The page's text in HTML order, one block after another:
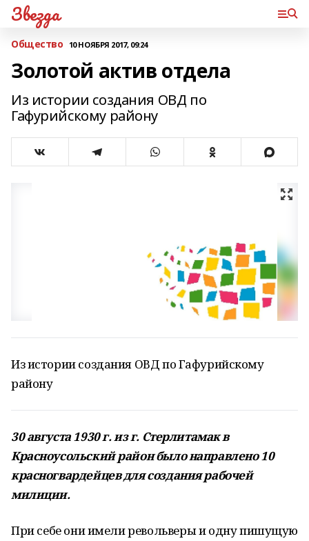
Звезда
Общество 10 НОЯБРЯ 2017, 09:24
Золотой актив отдела
Из истории создания ОВД по
Гафурийскому району
Из истории создания ОВД по Гафурийскому
району
30 августа 1930 г. из г. Стерлитамак в
Красноусольский район было направлено 10
красногвардейцев для создания рабочей
милиции.
При себе они имели револьверы и одну пишущую